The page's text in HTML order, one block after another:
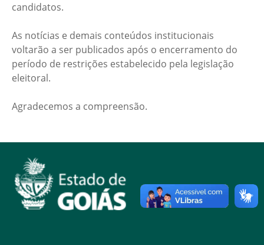
candidatos.
As notícias e demais conteúdos institucionais
voltarão a ser publicados após o encerramento do
período de restrições estabelecido pela legislação
eleitoral.
Agradecemos a compreensão.